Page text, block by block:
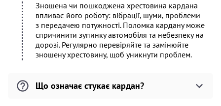
Зношена чи пошкоджена хрестовина кардана
впливає його роботу: вібрації, шуми, проблеми
з передачею потужності. Поломка кардану може
спричинити зупинку автомобіля та небезпеку на
дорозі. Регулярно перевіряйте та замінюйте
зношену хрестовину, щоб уникнути проблем.
Що означає стукає кардан?